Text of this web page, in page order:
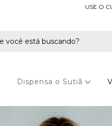
USE O
Dispensa o Sutiã